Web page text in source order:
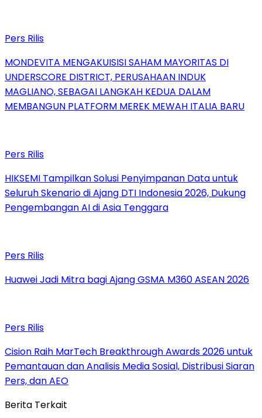
Pers Rilis
MONDEVITA MENGAKUISISI SAHAM MAYORITAS DI
UNDERSCORE DISTRICT, PERUSAHAAN INDUK
MAGLIANO, SEBAGAI LANGKAH KEDUA DALAM
MEMBANGUN PLATFORM MEREK MEWAH ITALIA BARU
Pers Rilis
HIKSEMI Tampilkan Solusi Penyimpanan Data untuk
Seluruh Skenario di Ajang DTI Indonesia 2026, Dukung
Pengembangan AI di Asia Tenggara
Pers Rilis
Huawei Jadi Mitra bagi Ajang GSMA M360 ASEAN 2026
Pers Rilis
Cision Raih MarTech Breakthrough Awards 2026 untuk
Pemantauan dan Analisis Media Sosial, Distribusi Siaran
Pers, dan AEO
Berita Terkait